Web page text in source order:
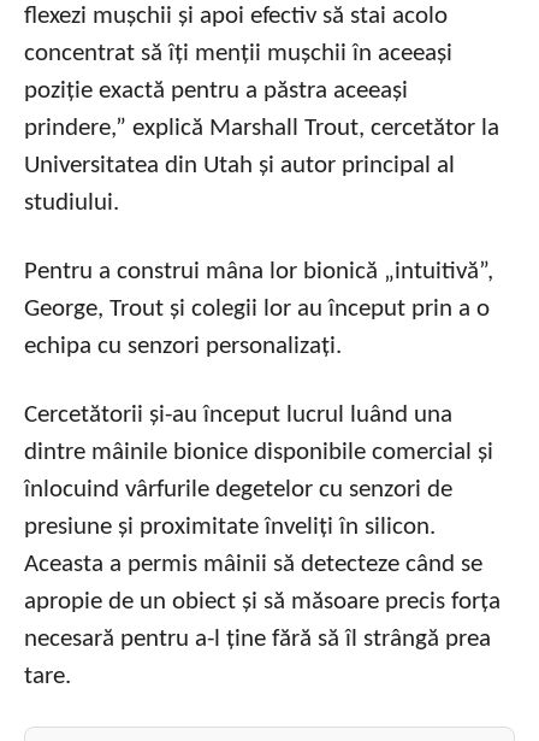
flexezi mușchii și apoi efectiv să stai acolo
concentrat să îți menții mușchii în aceeași
poziție exactă pentru a păstra aceeași
prindere,” explică Marshall Trout, cercetător la
Universitatea din Utah și autor principal al
studiului.
Pentru a construi mâna lor bionică „intuitivă”,
George, Trout și colegii lor au început prin a o
echipa cu senzori personalizați.
Cercetătorii și-au început lucrul luând una
dintre mâinile bionice disponibile comercial și
înlocuind vârfurile degetelor cu senzori de
presiune și proximitate înveliți în silicon.
Aceasta a permis mâinii să detecteze când se
apropie de un obiect și să măsoare precis forța
necesară pentru a-l ține fără să îl strângă prea
tare.